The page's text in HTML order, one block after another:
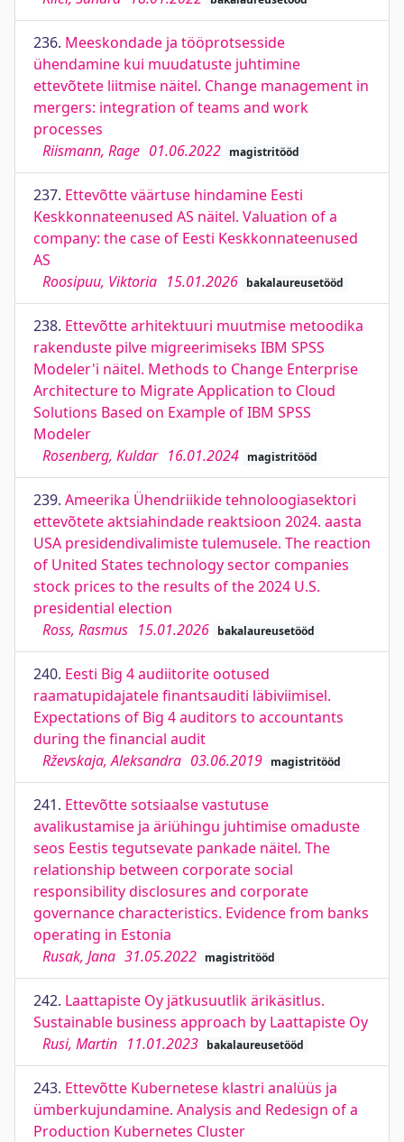
236. Meeskondade ja tööprotsesside
ühendamine kui muudatuste juhtimine
ettevõtete liitmise näitel. Change management in
mergers: integration of teams and work
processes
Riismann, Rage 01.06.2022 magistritööd
237. Ettevõtte väärtuse hindamine Eesti
Keskkonnateenused AS näitel. Valuation of a
company: the case of Eesti Keskkonnateenused
AS
Roosipuu, Viktoria 15.01.2026 bakalaureusetööd
238. Ettevõtte arhitektuuri muutmise metoodika
rakenduste pilve migreerimiseks IBM SPSS
Modeler'i näitel. Methods to Change Enterprise
Architecture to Migrate Application to Cloud
Solutions Based on Example of IBM SPSS
Modeler
Rosenberg, Kuldar 16.01.2024 magistritööd
239. Ameerika Ühendriikide tehnoloogiasektori
ettevõtete aktsiahindade reaktsioon 2024. aasta
USA presidendivalimiste tulemusele. The reaction
of United States technology sector companies
stock prices to the results of the 2024 U.S.
presidential election
Ross, Rasmus 15.01.2026 bakalaureusetööd
240. Eesti Big 4 audiitorite ootused
raamatupidajatele finantsauditi läbiviimisel.
Expectations of Big 4 auditors to accountants
during the financial audit
Rževskaja, Aleksandra 03.06.2019 magistritööd
241. Ettevõtte sotsiaalse vastutuse
avalikustamise ja äriühingu juhtimise omaduste
seos Eestis tegutsevate pankade näitel. The
relationship between corporate social
responsibility disclosures and corporate
governance characteristics. Evidence from banks
operating in Estonia
Rusak, Jana 31.05.2022 magistritööd
242. Laattapiste Oy jätkusuutlik ärikäsitlus.
Sustainable business approach by Laattapiste Oy
Rusi, Martin 11.01.2023 bakalaureusetööd
243. Ettevõtte Kubernetese klastri analüüs ja
ümberkujundamine. Analysis and Redesign of a
Production Kubernetes Cluster